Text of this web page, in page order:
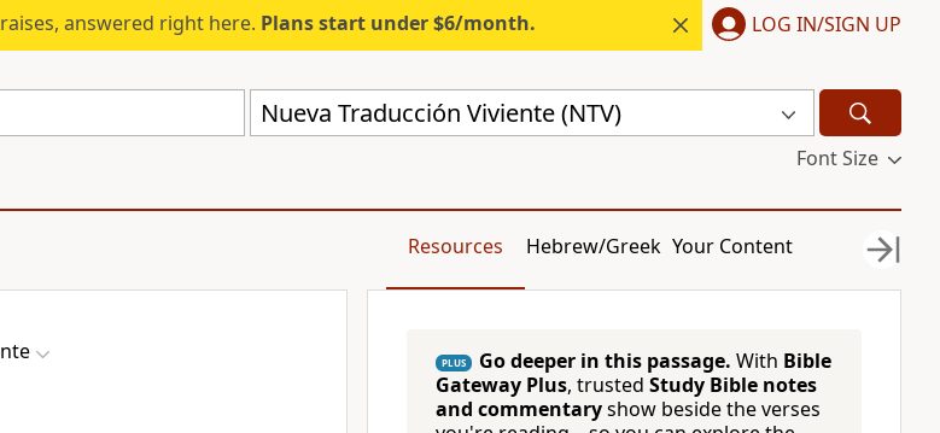
answered right here. Plans start under $6/month. LOG IN/SIGN UP
Nueva Traducción Viviente (NTV)
Font Size
Resources Hebrew/Greek Your Content
PLUS Go deeper in this passage. With Bible
Gateway Plus, trusted Study Bible notes
and commentaryshow beside the verses